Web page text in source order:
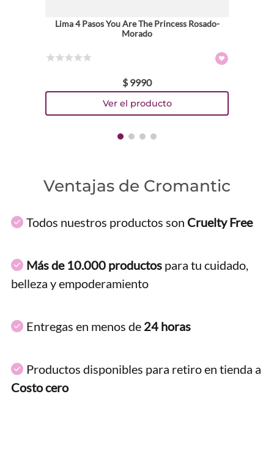
Lima 4 Pasos You Are The Princess Rosado-
Morado
$ 9990
Ventajas de Cromantic
Todos nuestros productos son Cruelty Free
Más de 10.000 productos para tu cuidado,
belleza y empoderamiento
Entregas en menos de 24 horas
Productos disponibles para retiro en tienda a
Costo cero